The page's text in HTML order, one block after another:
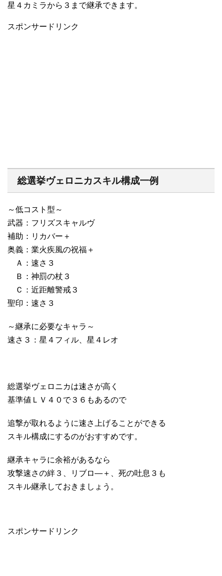
星４カミラから３まで継承できます。
スポンサードリンク
総選挙ヴェロニカスキル構成一例
～低コスト型～
武器：フリズスキャルヴ
補助：リカバー＋
奥義：業火疾風の祝福＋
Ａ：速さ３
Ｂ：神罰の杖３
Ｃ：近距離警戒３
聖印：速さ３
～継承に必要なキャラ～
速さ３：星４フィル、星４レオ
総選挙ヴェロニカは速さが高く
基準値ＬＶ４０で３６もあるので
追撃が取れるように速さ上げることができる
スキル構成にするのがおすすめです。
継承キャラに余裕があるなら
攻撃速さの絆３、リブロ―＋、死の吐息３も
スキル継承しておきましょう。
スポンサードリンク